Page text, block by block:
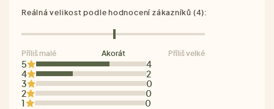
5
4
4
2
3
0
2
0
1
0
Reálná velikost podle hodnocení zákazníků (4):
Příliš malé Akorát Příliš velké